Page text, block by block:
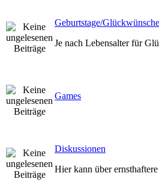
Geburtstage/Glückwünsche
Je nach Lebensalter für
Games
Diskussionen
Hier kann über